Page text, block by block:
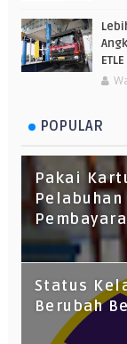
POPULAR
Pakai
Status
Berubah